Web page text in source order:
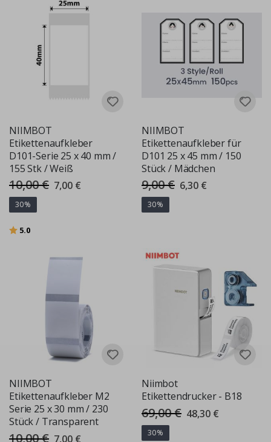
NIIMBOT
Etikettenaufkleber
D101-Serie 25 x 40 mm /
155 Stk / Weiß
10,00 € Special
Price
7,00 €
30%
Bewertung:
5.0
NIIMBOT
Etikettenaufkleber für
D101 25 x 45 mm / 150
Stück / Mädchen
9,00 € Special
Price
6,30 €
30%
NIIMBOT
Etikettenaufkleber M2
Serie 25 x 30 mm / 230
Stück / Transparent
10,00 € Special
7,00 €
Niimbot
Etikettendrucker - B18
69,00 € Special
Price
48,30 €
30%